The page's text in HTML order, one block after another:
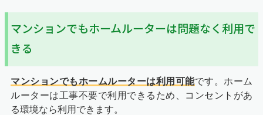
マンションでもホームルーターは問題なく利用で
きる
マンションでもホームルーターは利用可能です。ホーム
ルーターは工事不要で利用できるため、コンセントがあ
る環境なら利用できます。